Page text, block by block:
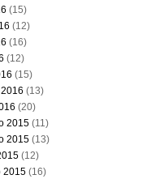
(15)
(12)
(16)
(12)
(15)
(13)
(20)
2015 (11)
2015 (13)
(12)
2015 (16)